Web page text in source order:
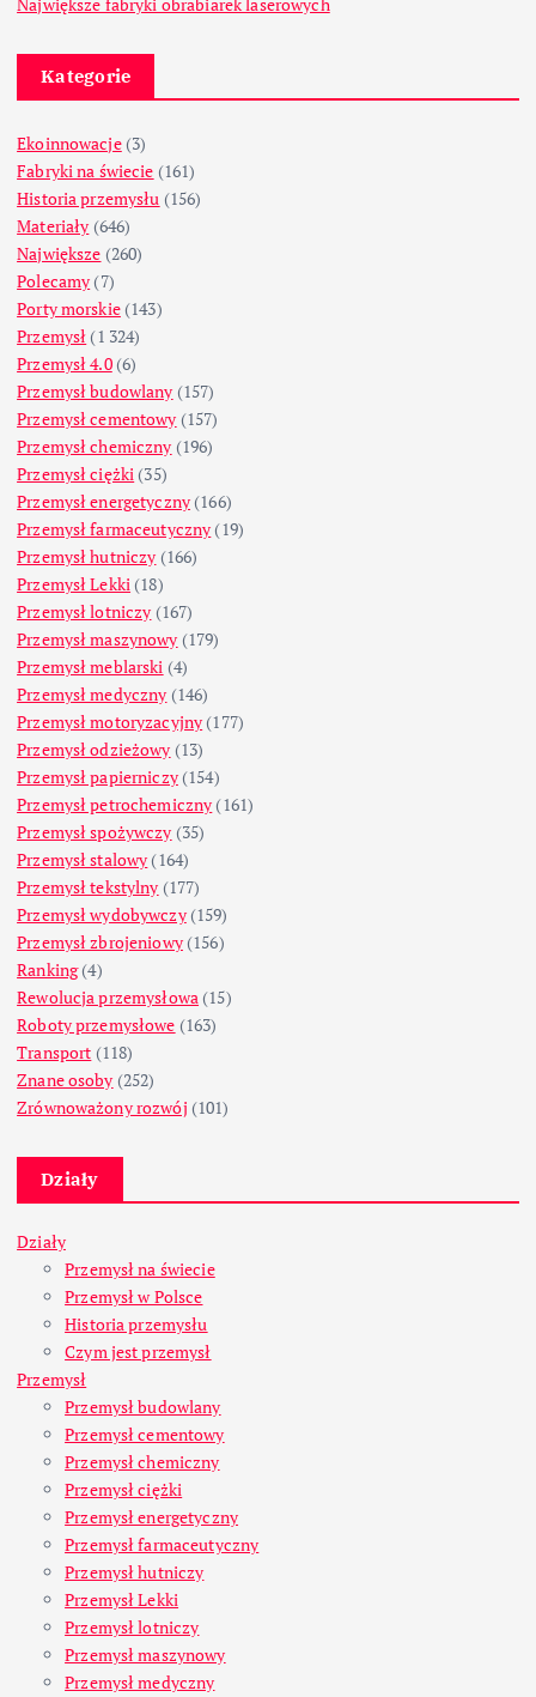
Największe fabryki obrabiarek laserowych
Kategorie
Ekoinnowacje(3)
Fabryki na świecie (161)
Historia przemysłu (156)
Materiały (646)
Największe (260)
Polecamy (7)
Porty morskie(143)
Przemysł (1 324)
Przemysł 4.0(6)
Przemysł budowlany (157)
Przemysł cementowy (157)
Przemysł chemiczny (196)
Przemysł ciężki (35)
Przemysł energetyczny (166)
Przemysł farmaceutyczny (19)
Przemysł hutniczy (166)
Przemysł Lekki (18)
Przemysł lotniczy (167)
Przemysł maszynowy (179)
Przemysł meblarski (4)
Przemysł medyczny (146)
Przemysł motoryzacyjny (177)
Przemysł odzieżowy (13)
Przemysł papierniczy(154)
Przemysł petrochemiczny (161)
Przemysł spożywczy (35)
Przemysł stalowy (164)
Przemysł tekstylny (177)
Przemysł wydobywczy(159)
Przemysł zbrojeniowy(156)
Ranking(4)
Rewolucja przemysłowa (15)
Roboty przemysłowe (163)
Transport (118)
Znane osoby (252)
Zrównoważony rozwój (101)
Działy
Działy
Przemysł na świecie
Przemysł w Polsce
Historia przemysłu
Czym jest przemysł
Przemysł
Przemysł budowlany
Przemysł cementowy
Przemysł chemiczny
Przemysł ciężki
Przemysł energetyczny
Przemysł farmaceutyczny
Przemysł hutniczy
Przemysł Lekki
Przemysł lotniczy
Przemysł maszynowy
Przemysł medyczny